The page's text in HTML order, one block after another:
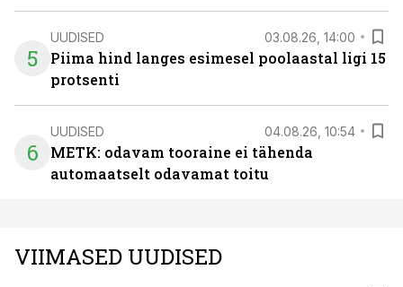
5
UUDISED 03.08.26, 14:00
Piima hind langes esimesel poolaastal ligi 15
protsenti
6
UUDISED 04.08.26, 10:54
METK: odavam tooraine ei tähenda
automaatselt odavamat toitu
VIIMASED UUDISED